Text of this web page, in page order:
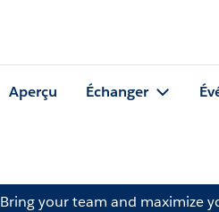
Aperçu Échanger
Bring your team and maximize